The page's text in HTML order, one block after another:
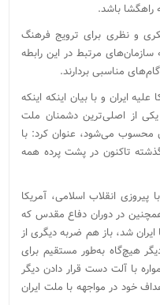
راهگشا باشد.
و نظری برای ترویج فرهنگ
مرتبط در این رابطه
مناسبی بردارند.
ایران و با بیان اینکه اینکه
یکی از اصلی‌ترین دشمنان ملت
محسوب می‌شود، عنوان کرد: با
تاکنون در پشت پرده همه
انقلاب اسلامی، آمریکا
در دوران دفاع مقدس که
شد، باز هم ضربه دیگری از
هیچ‌گاه به‌طور مستقیم برای
با آلت دست قرار دادن دیگر
خود در مواجهه با ملت ایران